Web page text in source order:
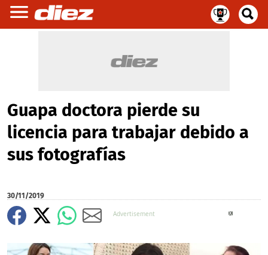
Guapa doctora pierde su
licencia para trabajar debido a
sus fotografías
30/11/2019
X